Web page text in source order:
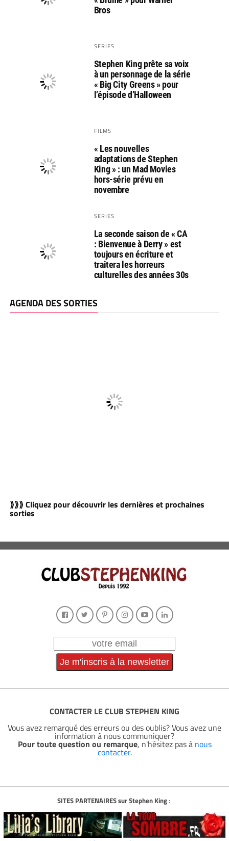
Bros
SERIES
Stephen King prête sa voix
à un personnage de la série
« Big City Greens » pour
l’épisode d’Halloween
FILMS
« Les nouvelles
adaptations de Stephen
King » : un Mad Movies
hors-série prévu en
novembre
SERIES
La seconde saison de « CA
: Bienvenue à Derry » est
toujours en écriture et
traitera les horreurs
culturelles des années 30s
AGENDA DES SORTIES
⟫⟫⟫ Cliquez pour découvrir les dernières et prochaines
sorties
CONTACTER LE CLUB STEPHEN KING
Vous avez remarqué des erreurs ou des oublis? Vous avez une
information à nous communiquer?
Pour toute question ou remarque, n'hésitez pas à nous
contacter.
SITES PARTENAIRES sur Stephen King: